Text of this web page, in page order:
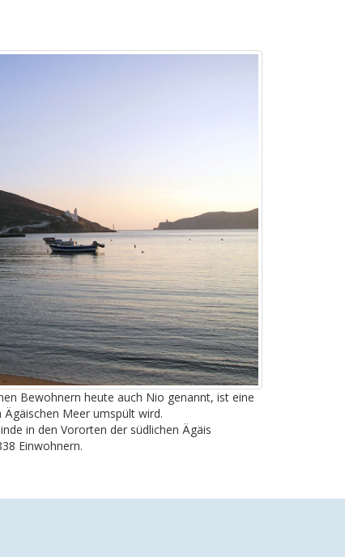
Bewohnern heute auch Nio genannt, ist eine
Meer umspült wird.
in den Vororten der südlichen Ägäis
Einwohnern.